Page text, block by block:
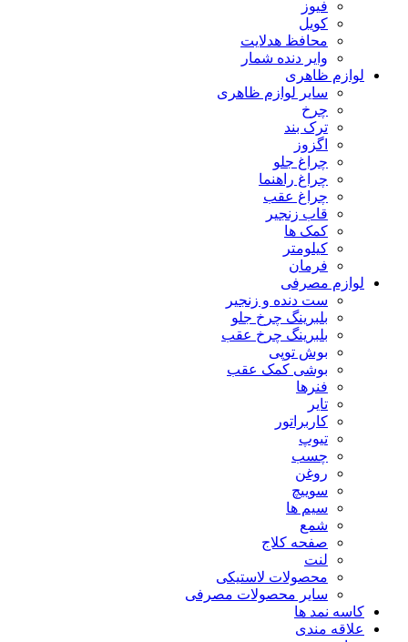
فیوز
کویل
محافظ هدلایت
وایر دنده شمار
لوازم ظاهری
سایر لوازم ظاهری
چرخ
ترک بند
اگزوز
چراغ جلو
چراغ راهنما
چراغ عقب
قاب زنجیر
کمک ها
کیلومتر
فرمان
لوازم مصرفی
ست دنده و زنجیر
بلبرینگ چرخ جلو
بلبرینگ چرخ عقب
بوش توپی
بوشی کمک عقب
فنرها
تایر
کاربراتور
تیوپ
چسب
روغن
سوییچ
سیم ها
شمع
صفحه کلاج
لنت
محصولات لاستیکی
سایر محصولات مصرفی
کاسه نمد ها
علاقه مندی